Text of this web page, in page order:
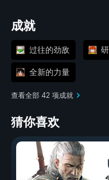
成就
过往的劲敌
全新的力量
查看全部 42 项成就
猜你喜欢